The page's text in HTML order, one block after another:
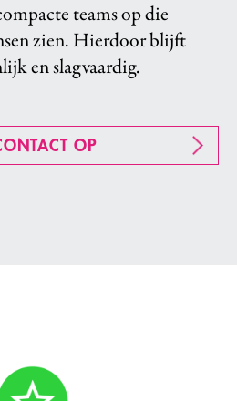
teams op die
zien. Hierdoor blijft
en slagvaardig.
OP